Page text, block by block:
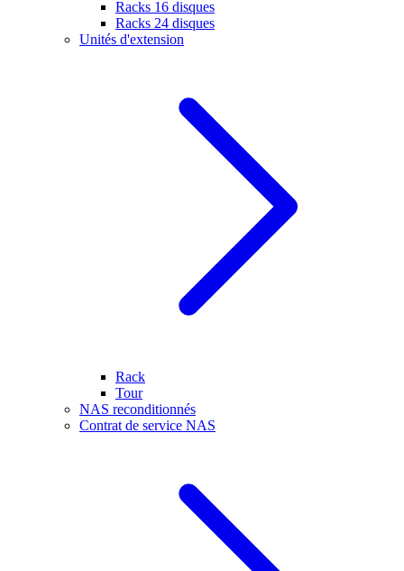
Racks 16 disques
Racks 24 disques
Unités d'extension
Rack
Tour
NAS reconditionnés
Contrat de service NAS